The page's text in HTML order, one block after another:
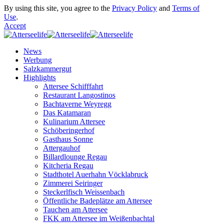
By using this site, you agree to the Privacy Policy and Terms of
Use.
Accept
News
Werbung
Salzkammergut
Highlights
Attersee Schifffahrt
Restaurant Langostinos
Bachtaverne Weyregg
Das Katamaran
Kulinarium Attersee
Schöberingerhof
Gasthaus Sonne
Attergauhof
Billardlounge Regau
Kitcheria Regau
Stadthotel Auerhahn Vöcklabruck
Zimmerei Seiringer
Steckerlfisch Weissenbach
Öffentliche Badeplätze am Attersee
Tauchen am Attersee
FKK am Attersee im Weißenbachtal